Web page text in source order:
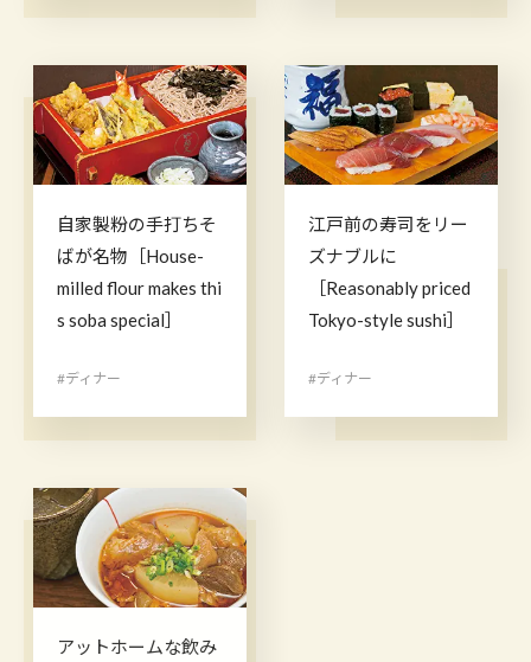
自家製粉の手打ちそ
ばが名物［House-
milled flour makes thi
s soba special］
#ディナー
江戸前の寿司をリー
ズナブルに
［Reasonably priced
Tokyo-style sushi］
#ディナー
アットホームな飲み